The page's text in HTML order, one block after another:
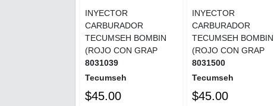
INYECTOR
CARBURADOR
TECUMSEH BOMBIN
(ROJO CON GRAP
8031039
Tecumseh
$45.00
INYECTOR
CARBURADOR
TECUMSEH BOMBIN
(ROJO CON GRAP
8031500
Tecumseh
$45.00